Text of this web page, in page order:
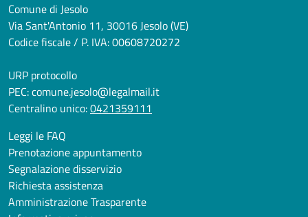
Comune di Jesolo
Via Sant'Antonio 11, 30016 Jesolo (VE)
Codice fiscale / P. IVA: 00608720272
URP protocollo
PEC:comune.jesolo@legalmail.it
Centralino unico:0421359111
Leggi le FAQ
Prenotazione appuntamento
Segnalazione disservizio
Richiesta assistenza
Amministrazione Trasparente